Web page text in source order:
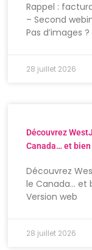
Rappel :
– Second
Pas d’images
28 juillet 2026
Découvrez
Canada… et
Découvrez
le Canada… et
Version web
28 juillet 2026